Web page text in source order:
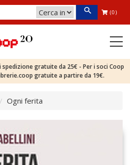
(0)
gratuite da 25€ - Per i soci Coop
gratuite a partire da 19€.
Ogni ferita